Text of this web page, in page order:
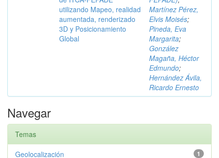
utilizando Mapeo, realidad
aumentada, renderizado
3D y Posicionamiento
Global
Martínez Pérez,
Elvis Moisés;
Pineda, Eva
Margarita;
González
Magaña, Héctor
Edmundo;
Hernández Ávila,
Ricardo Ernesto
Navegar
Temas
1
Geolocalización